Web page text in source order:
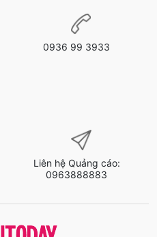
0936 99 3933
Liên hệ Quảng cáo:
0963888883